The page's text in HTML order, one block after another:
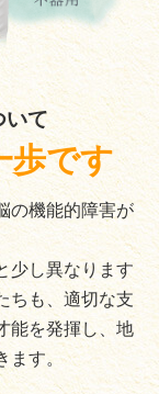
いて
歩です
の機能的障害が
少し異なります
ちも、適切な支
能を発揮し、地
ます。